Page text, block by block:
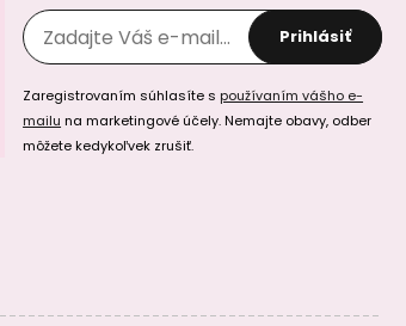
Manumi kreatívna
sada na
háčkovanú
kabelku na mobil
Manumi kreatívna
sada na
háčkovanú
kozmetickú
Prihlásiť
Zaregistrovaním súhlasíte s používaním vášho e-
mailu na marketingové účely. Nemajte obavy, odber
môžete kedykoľvek zrušiť.